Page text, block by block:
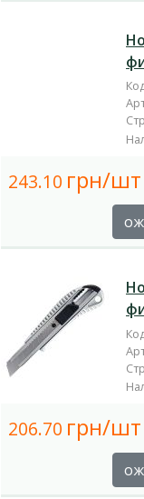
243.10 грн/шт
206.70 грн/шт